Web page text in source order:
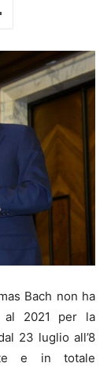
Bach non ha
al 2021 per la
23 luglio all’8
e in totale